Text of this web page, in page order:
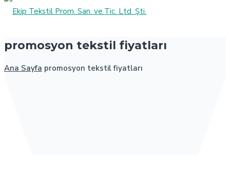
promosyon tekstil fiyatları
Ana Sayfa promosyon tekstil fiyatları